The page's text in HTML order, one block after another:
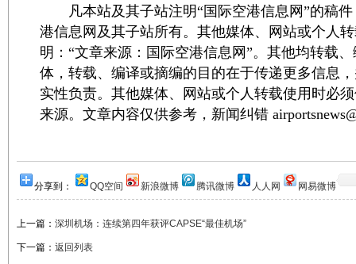
凡本站及其子站注明“国际空港信息网”的稿件
港信息网及其子站所有。其他媒体、网站或个人
明：“文章来源：国际空港信息网”。其他均转载
体，转载、编译或摘编的目的在于传递更多信息
实性负责。其他媒体、网站或个人转载使用时必
来源。文章内容仅供参考，新闻纠错
分享到： QQ空间 新浪微博 腾讯微博 人人网 网易微博
上一篇： 深圳机场：连续第四年获评CAPSE“最佳机场”
下一篇： 返回列表